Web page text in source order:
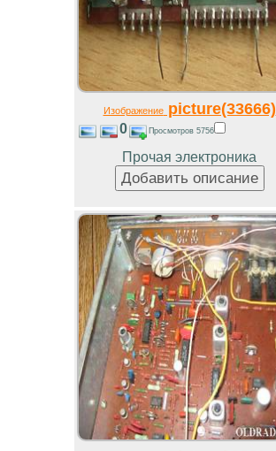
Изображениеpicture(33666)
0 Просмотров 5756
Прочая электроника